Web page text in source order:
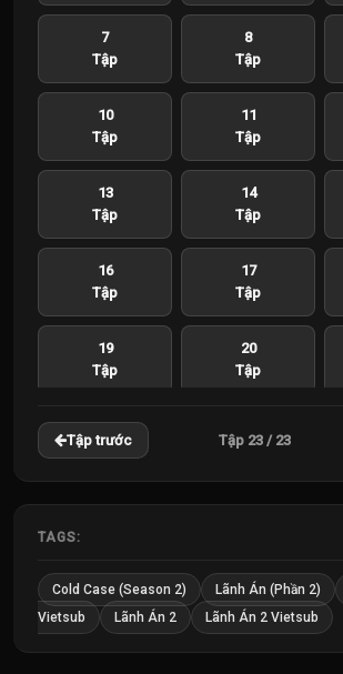
7
Tập
8
Tập
10
Tập
11
Tập
13
Tập
14
Tập
16
Tập
17
Tập
19
Tập
20
Tập
22
Tập
Tập
Tập trước Tập 23 / 23
TAGS:
Cold Case (Season 2) Lãnh Án (Phần 2)
Vietsub
Lãnh Án 2 Lãnh Án 2 Vietsub